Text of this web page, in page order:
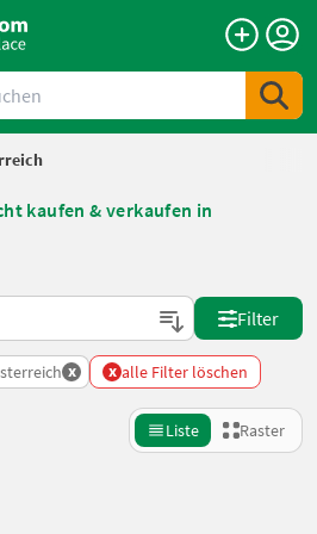
kaufen & verkaufen in
Filter
x x alle Filter löschen
Liste Raster